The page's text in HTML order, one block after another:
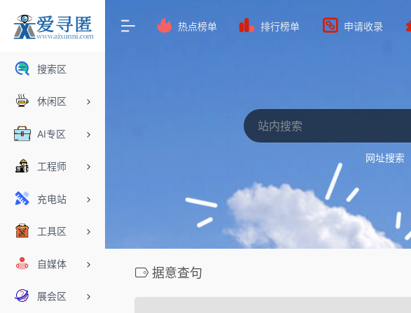
搜索区
休闲区
AI专区
工程师
充电站
工具区
自媒体
展会区
热点榜单 排行榜单 申请收录
网址搜索
据意查句